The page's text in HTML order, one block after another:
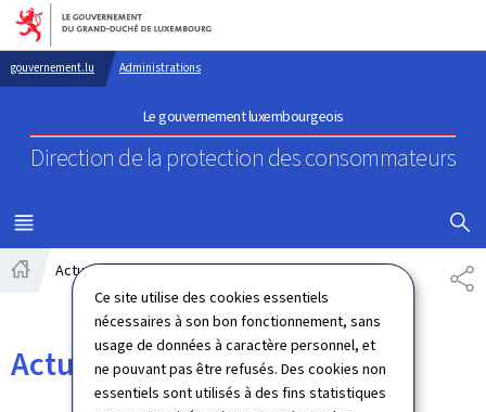
Ce site utilise des cookies essentiels
nécessaires à son bon fonctionnement, sans
usage de données à caractère personnel, et
ne pouvant pas être refusés. Des cookies non
essentiels sont utilisés à des fins statistiques
Aller au menu principal
Aller au contenu
gouvernement.lu Administrations
Le gouvernement luxembourgeois
Direction de la protection des consommateurs
MENU
PRINCIPAL
Actualités
Actualités